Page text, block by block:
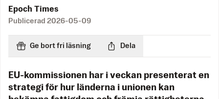
Epoch Times
Publicerad 2026-05-09
Ge bort fri läsning Dela
EU-kommissionen har i veckan presenterat en
strategi för hur länderna i unionen kan